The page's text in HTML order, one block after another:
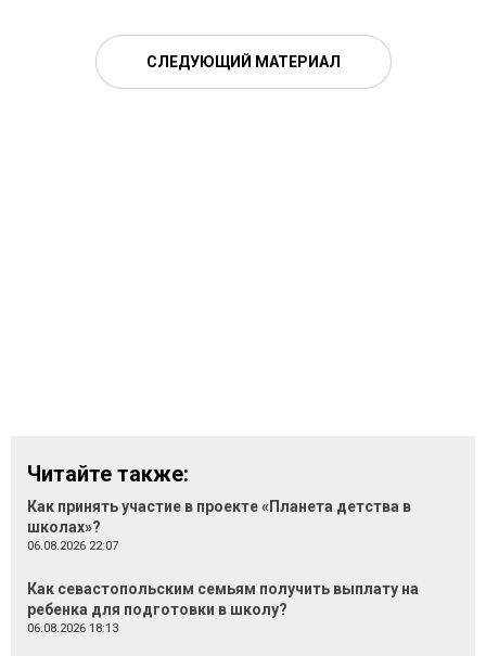
СЛЕДУЮЩИЙ МАТЕРИАЛ
Читайте также:
Как принять участие в проекте «Планета детства в
школах»?
06.08.2026 22:07
Как севастопольским семьям получить выплату на
ребенка для подготовки в школу?
06.08.2026 18:13